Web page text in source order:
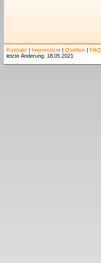
Kontakt | Impressum | Quellen | FAQ
letzte Änderung: 18.05.2021